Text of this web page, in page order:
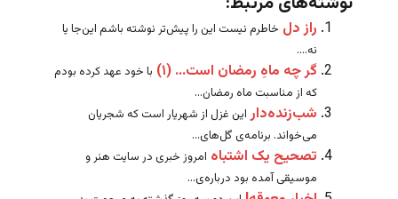
راز دل خاطرم نیست این را پیش‌تر نوشته باشم این‌جا یا
نه....
گر چه ماهِ رمضان است… (۱)
با خود عهد کرده بودم
که از مناسبت ماه رمضان...
شب‌زنده‌دار این غزل از شهریار است که شجریان
می‌خواند. برنامه‌ی گل‌های...
تصحیح یک اشتباه امروز خبری در سایت هنر و
موسیقی آمده بود درباره‌ی...